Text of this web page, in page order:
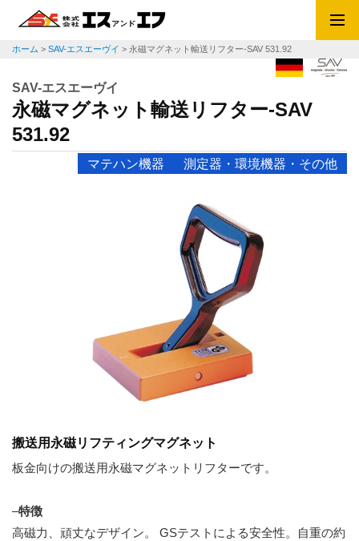
ホーム > SAV-エスエーヴイ > 永磁マグネット輸送リフター-SAV 531.92
SAV-エスエーヴイ
永磁マグネット輸送リフター-SAV
531.92
マテハン機器 測定器・環境機器・その他
搬送用永磁リフティングマグネット
板金向けの搬送用永磁マグネットリフターです。
–特徴
高磁力、頑丈なデザイン。 GSテストによる安全性。自重の約